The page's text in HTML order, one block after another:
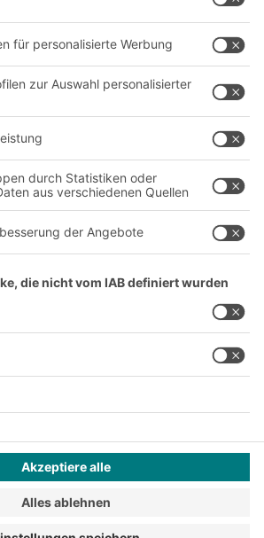
Follow us
LIFE.
Industrie, Handwerk, Handel und die
in der selbstständigen,
Tätigkeit bestimmt.